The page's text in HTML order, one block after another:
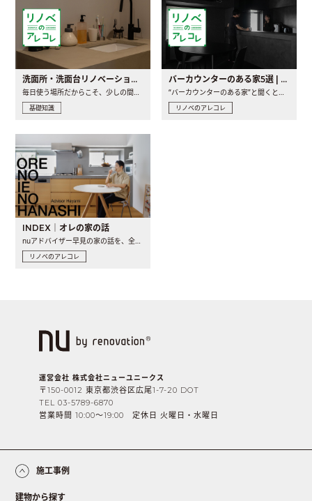
洗面所・洗面台リノベーションの事例と間取りアイデア
毎日使う場所だからこそ、少しの間取りの工夫や素材の選び方で..
基礎知識
バーカウンターのある家5選 | 日常に馴染む“距離の近い”キッチンとは
“バーカウンターのある家”と聞くと、少し特別な、大人のための..
リノベのアレコレ
INDEX｜オレの家の話
リノベのアレコレ
運営会社 株式会社ニューユニークス
〒150-0012 東京都渋谷区広尾1-7-20 DOT
TEL 03-5789-6870
営業時間 10:00〜19:00 定休日 火曜日・水曜日
施工事例
建物から探す